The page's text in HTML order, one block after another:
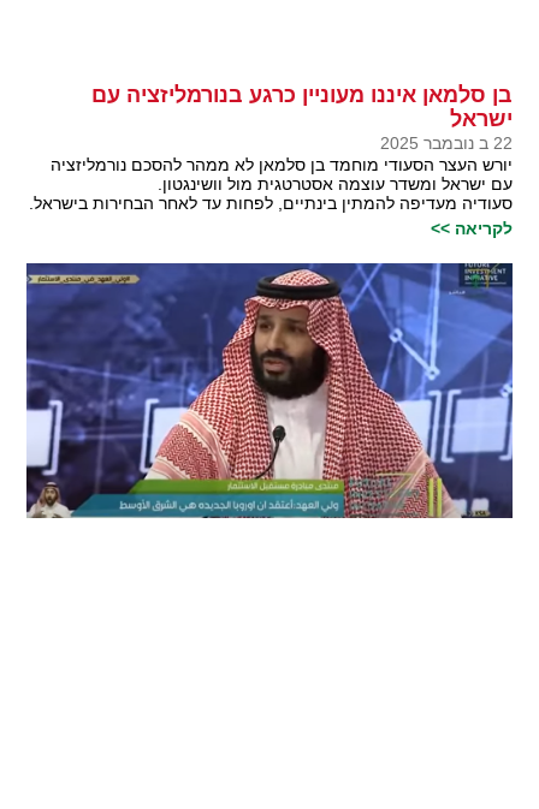
בן סלמאן איננו מעוניין כרגע בנורמליזציה עם
ישראל
22 ב נובמבר 2025
יורש העצר הסעודי מוחמד בן סלמאן לא ממהר להסכם נורמליזציה
עם ישראל ומשדר עוצמה אסטרטגית מול וושינגטון.
סעודיה מעדיפה להמתין בינתיים, לפחות עד לאחר הבחירות בישראל.
לקריאה >>